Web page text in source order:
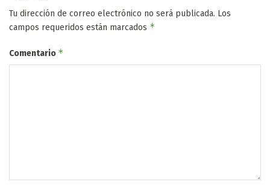
Tu dirección de correo electrónico no será publicada. Los
campos requeridos están marcados *
Comentario *